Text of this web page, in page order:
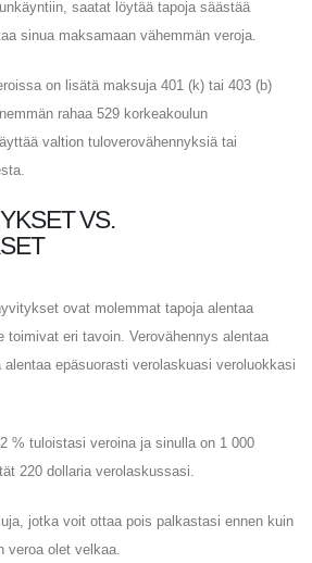
saatat löytää tapoja säästää
sinua maksamaan vähemmän veroja.
on lisätä maksuja 401 (k) tai 403 (b)
rahaa 529 korkeakoulun
valtion tuloverovähennyksiä tai
VS.
ovat molemmat tapoja alentaa
toimivat eri tavoin. Verovähennys alentaa
epäsuorasti verolaskuasi veroluokkasi
% tuloistasi veroina ja sinulla on 1 000
220 dollaria verolaskussasi.
jotka voit ottaa pois palkastasi ennen kuin
veroa olet velkaa.